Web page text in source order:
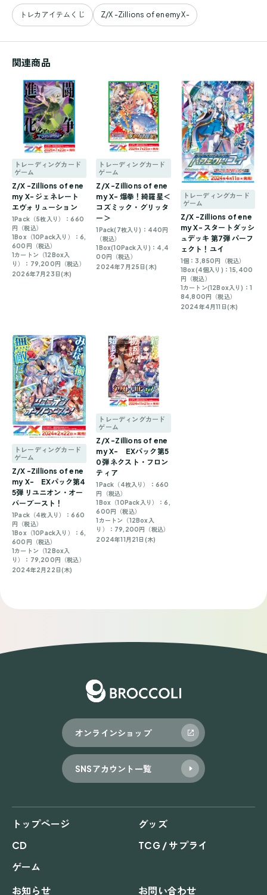
トレカアイテムくじ Z/X -Zillions of enemy X-
関連商品
トレーディングカード
ゲーム
Z/X -Zillions of ene
my X- ジェネレート
エヴォリューション
1Pack（5枚入り）：660
円（税込）
1Box（10Pack入り）：6,
600円（税込）
1カートン（12Box入
り）：79,200円（税込）
2026年7月23日(木)
トレーディングカード
ゲーム
Z/X -Zillions of ene
my X- 爆拳！綺羅星＜
コズミック・グリッタ
ー＞
1Pack(7枚入り)：440円
（税込）
1Box(10Pack入り)：4,4
00円（税込）
2024年7月25日(木)
トレーディングカード
ゲーム
Z/X -Zillions of ene
my X- スタートダッシ
ュデッキ 第7弾 パーフ
ェクト！ユイ
1個：3,850円（税込）
1Box(4個入り)：15,400
円（税込）
1カートン(12Box入り)：1
84,800円（税込）
2024年4月11日(木)
トレーディングカード
ゲーム
Z/X -Zillions of ene
my X- EXパック第4
5弾 リユニオン・オー
バーブースト！
1Pack（4枚入り）：660
円（税込）
1Box（10Pack入り）：6,
600円（税込）
1カートン（12Box入
り）：79,200円（税込）
2024年2月22日(木)
トレーディングカード
ゲーム
Z/X -Zillions of ene
my X- EXパック第5
0弾 ネクスト・フロン
ティア
1Pack（4枚入り）：660
円（税込）
1Box（10Pack入り）：6,
600円（税込）
1カートン（12Box入
り）：79,200円（税込）
2024年11月21日(木)
オンラインショップ
SNSアカウント一覧
トップページ
グッズ
CD
TCG / サプライ
ゲーム
お知らせ
お問い合わせ